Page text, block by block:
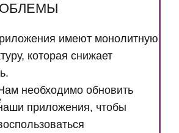
имеют монолитную
которая снижает
необходимо обновить
приложения, чтобы